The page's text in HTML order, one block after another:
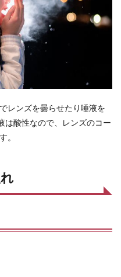
レンズを曇らせたり唾液を
は酸性なので、レンズのコー
。